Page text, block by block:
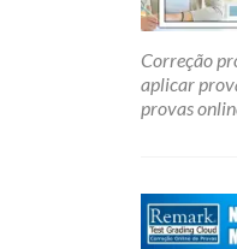
Correção
aplicar
provas